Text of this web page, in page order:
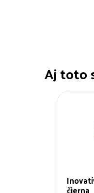
Aj toto
čierna